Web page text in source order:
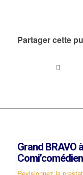
Partager cette
Grand BRAVO